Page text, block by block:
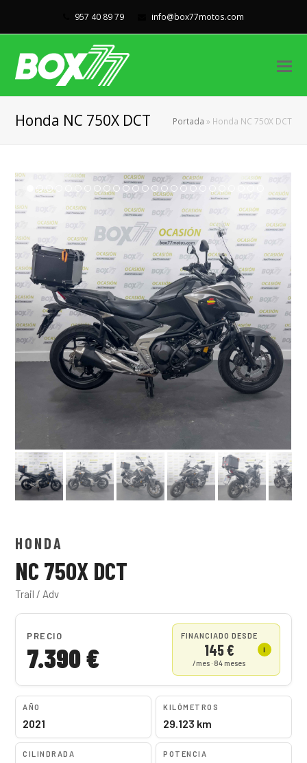
957 40 89 79 info@box77motos.com
Honda NC 750X DCT Portada » Honda NC 750X DCT
HONDA
NC 750X DCT
Trail / Adv
PRECIO
7.390 €
FINANCIADO DESDE
145 €
/mes · 84 meses
i
AÑO
2021
KILÓMETROS
29.123 km
CILINDRADA POTENCIA